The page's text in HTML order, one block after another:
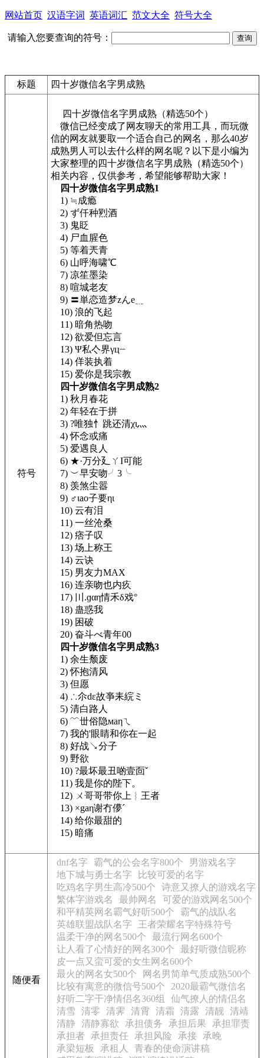
网站首页 汉语字词 英语词汇 范文大全 符号大全
请输入您要查询的符号：
标题 四十岁微信名字男成熟
符号
四十岁微信名字男成熟（精选50个）
微信已经变成了网友聊天的常用工具，而玩微
信的网友就要取一个适合自己的网名，那么40岁
成熟男人可以去什么样的网名呢？以下是小编为
大家整理的四十岁微信名字男成熟（精选50个）
相关内容，仅供参考，希望能够帮助大家！
四十岁微信名字男成熟1
1) ≒成瘾
2) ず仟种煭酒
3) 鬼眨
4) 尸血腥色
5) 等着兲青
6) 山呼海啸℃
7) 凉笙墨染
8) 喧城老友
9) 〓単恋造梦zんе﹎
10) 浪的飞起
11) 暗角热吻
12) 欲爱但忘言
13) Ψ私亽界γц┈
14) 佯装执着
15) 爱你是我宗教
四十岁微信名字男成熟2
1) 秋月春花
2) 年轻在于拼
3) ?唯独忄跳还清χι灬
4) 怀念或痛
5) 爱遇良人
6) ★·万分廴ㄚI可能
7) ︶早安吻╯3╰
8) 羡煞尘嚣
9) ♂ιаο子要ηι
10) 云有泪
11) 一丝沧桑
12) 痞子叹
13) 场上称王
14) 云诀
15) 男友力MAX
16) 连亲吻也内疚
17) 〣.ɡαη情禾δ戏°
18) 蛊惑我
19) 困破
20) 奋斗べ青年00
四十岁微信名字男成熟3
1) 余生颓废
2) 怀抱清风
3) 但愿
4) ∴尒dε故亊耒綄ミ
5) 清白路人
6) ﹌丗俗隐маηㄟ
7) 我的'眼睛和你在一起
8) 好战↘分子
9) 野欲
10) ?最坏最丑啲壹靣ˇ
11) 我是你的陛下。
12) ㄨ哥哥带你上︴王者
13) ×gaη谢冇儚ˊ
14) 给你最甜的
15) 暗痛
随便看
dnf名字 霸气的公会名字800个
男游戏名字
地下城与勇士名字
比较可爱的名字
吃鸡名字男生高冷500个
诗意又撩人的游戏名字
繁体字游戏名
最帅网名
可爱的游戏网名500个
和平精英网名霸气好听500个
霸气的战队名
英雄联盟战队名字
王者荣耀名字特殊符号
温柔干净的网名500个
最流行网名600个
让人看了心情好的网名300个
最好听微信昵称
皮一点又蛮可爱的女生网名600个
最火的网名女500个
网名男简单气质成熟500个
比较有寓意的微信号500个
2020最霸气微信名
好听二字干净情侣名360组
仙气撩人的情侣名
清雪
清零 清霁 清霄 清霜 清露 清靓 清靖
清静 清静寡欲 承担债务 承担后果
承担罪责
承担者
承担责任 承担风险 承接
承晚
承梁短板
承租人
青春的使命演讲稿